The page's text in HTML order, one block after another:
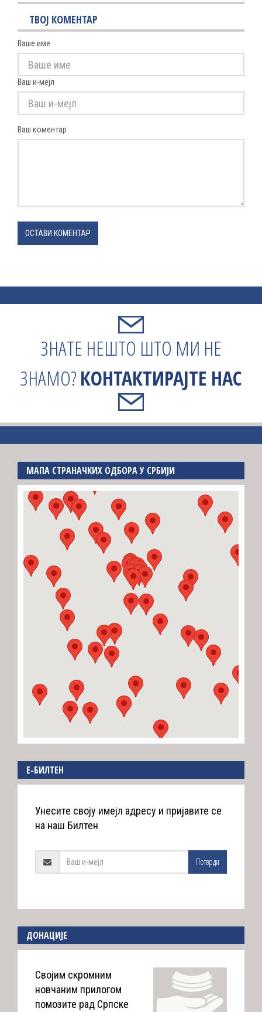
ТВОЈ КОМЕНТАР
Ваше име
Ваш и-мејл
Ваш коментар
ОСТАВИ КОМЕНТАР
ЗНАТЕ НЕШТО ШТО МИ НЕ
ЗНАМО?КОНТАКТИРАЈТЕ НАС
МАПА СТРАНАЧКИХ ОДБОРА У СРБИЈИ
E-БИЛТЕН
Унесите своју имејл адресу и пријавите се
на наш Билтен
Потврди
ДОНАЦИЈЕ
Својим скромним
новчаним прилогом
помозите рад Српске